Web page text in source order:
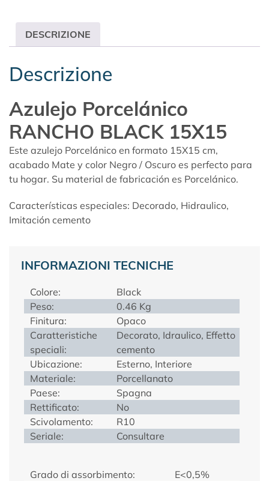
DESCRIZIONE
Descrizione
Azulejo Porcelánico
RANCHO BLACK 15X15
Este azulejo Porcelánico en formato 15X15 cm,
acabado Mate y color Negro / Oscuro es perfecto para
tu hogar. Su material de fabricación es Porcelánico.
Características especiales: Decorado, Hidraulico,
Imitación cemento
INFORMAZIONI TECNICHE
Colore:
Black
Peso:
0.46 Kg
Finitura:
Opaco
Caratteristiche
speciali:
Decorato, Idraulico, Effetto
cemento
Ubicazione:
Esterno, Interiore
Materiale:
Porcellanato
Paese:
Spagna
Rettificato:
No
Scivolamento:
R10
Seriale:
Consultare
Grado di assorbimento:
E<0,5%